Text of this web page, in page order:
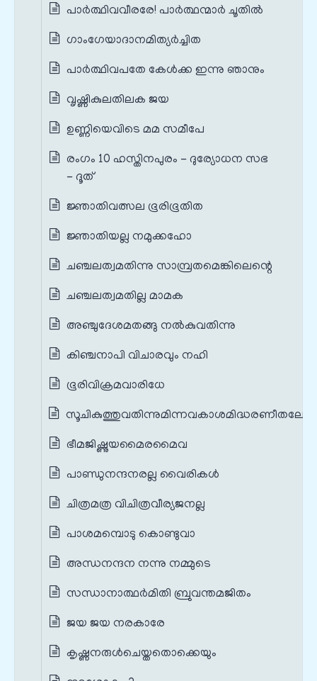
പാര്‍ത്ഥിവവീരരേ! പാര്‍ത്ഥന്മാര്‍ ചൂതില്‍
ഗാംഗേയാദാനമിത്യര്‍ച്ചിത
പാര്‍ത്ഥിവപതേ കേള്‍ക്ക ഇന്നു ഞാനും
വൃഷ്ണികുലതിലക ജയ
ഉണ്ണിയെവിടെ മമ സമീപേ
രംഗം 10 ഹസ്തിനപുരം - ദുര്യോധന സഭ
- ദൂത്
ജ്ഞാതിവത്സല ഭൂരിഭൂതിത
ജ്ഞാതിയല്ല നമുക്കഹോ
ചഞ്ചലത്വമതിന്നു സാമ്പ്രതമെങ്കിലെന്റെ
ചഞ്ചലത്വമതില്ല മാമക
അഞ്ചുദേശമതങ്ങു നല്‍കുവതിന്നു
കിഞ്ചനാപി വിചാരവും നഹി
ഭൂരിവിക്രമവാരിധേ
സൂചികുത്തുവതിന്നുമിന്നവകാശമിദ്ധരണീതലേ
ഭീമജിഷ്ണുയമൈരമൈവ
പാണ്ഡുനന്ദനരല്ല വൈരികള്‍
ചിത്രമത്ര വിചിത്രവീര്യജനല്ല
പാശമമ്പൊടു കൊണ്ടുവാ
അന്ധനന്ദന നന്നു നമ്മുടെ
സന്ധാനാത്ഥര്‍മിതി ബ്രുവന്തമജിതം
ജയ ജയ നരകാരേ
കൃഷ്ണനരുള്‍ചെയ്തതൊക്കെയും